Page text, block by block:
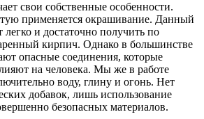
свои собственные особенности.
применяется окрашивание. Данный
легко и достаточно получить по
кирпич. Однако в большинстве
опасные соединения, которые
на человека. Мы же в работе
воду, глину и огонь. Нет
добавок, лишь использование
безопасных материалов.